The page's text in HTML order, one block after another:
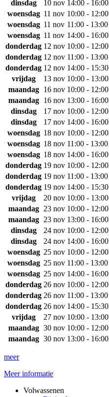
dinsdag
10 nov 14:00 - 16:00
woensdag 11 nov 10:00 - 12:00
woensdag 11 nov 11:00 - 13:00
woensdag 11 nov 14:00 - 16:00
donderdag 12 nov 10:00 - 12:00
donderdag 12 nov 11:00 - 13:00
donderdag 12 nov 14:00 - 15:30
vrijdag
13 nov 10:00 - 13:00
maandag
16 nov 10:00 - 12:00
maandag
16 nov 13:00 - 16:00
dinsdag
17 nov 10:00 - 12:00
dinsdag
17 nov 14:00 - 16:00
woensdag 18 nov 10:00 - 12:00
woensdag 18 nov 11:00 - 13:00
woensdag 18 nov 14:00 - 16:00
donderdag 19 nov 10:00 - 12:00
donderdag 19 nov 11:00 - 13:00
donderdag 19 nov 14:00 - 15:30
vrijdag
20 nov 10:00 - 13:00
maandag
23 nov 10:00 - 12:00
maandag
23 nov 13:00 - 16:00
dinsdag
24 nov 10:00 - 12:00
dinsdag
24 nov 14:00 - 16:00
woensdag 25 nov 10:00 - 12:00
woensdag 25 nov 11:00 - 13:00
woensdag 25 nov 14:00 - 16:00
donderdag 26 nov 10:00 - 12:00
donderdag 26 nov 11:00 - 13:00
donderdag 26 nov 14:00 - 15:30
vrijdag
27 nov 10:00 - 13:00
maandag 30 nov 10:00 - 12:00
maandag 30 nov 13:00 - 16:00
meer
Meer informatie
Volwassenen